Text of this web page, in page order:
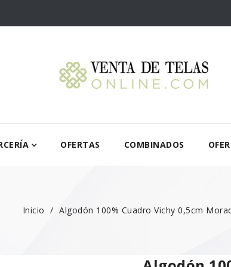
OFERTAS COMBINADOS
Inicio Algodón 100% Cuadro Vichy 0,5cm